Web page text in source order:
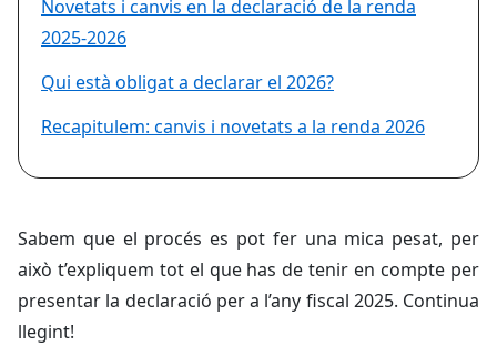
Novetats i canvis en la declaració de la renda
2025-2026
Qui està obligat a declarar el 2026?
Recapitulem: canvis i novetats a la renda 2026
Sabem que el procés es pot fer una mica pesat, per
això t’expliquem tot el que has de tenir en compte per
presentar la declaració per a l’any fiscal 2025. Continua
llegint!